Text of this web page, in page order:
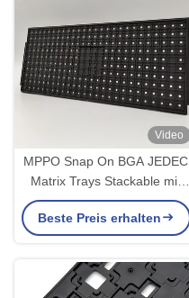
Video
MPPO Snap On BGA JEDEC
Matrix Trays Stackable mit
sicheren Deckelschutz
Beste Preis erhalten